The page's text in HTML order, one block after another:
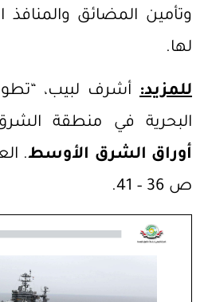
وتأمين المضائق والمنافذ
لها.
للمزيد: أشرف لبيب،
البحرية في منطقة
أوراق الشرق الأوسط
ص 36 – 41.